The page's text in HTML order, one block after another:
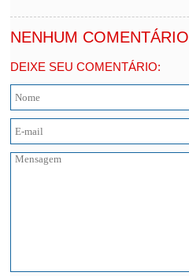
NENHUM COMENTÁRIO
DEIXE SEU COMENTÁRIO: